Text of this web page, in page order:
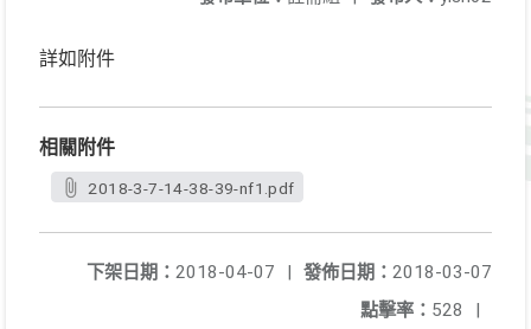
詳如附件
相關附件
2018-3-7-14-38-39-nf1.pdf
發佈日期： 2018-03-07
下架日期： 2018-04-07
|
點擊率： 528 |